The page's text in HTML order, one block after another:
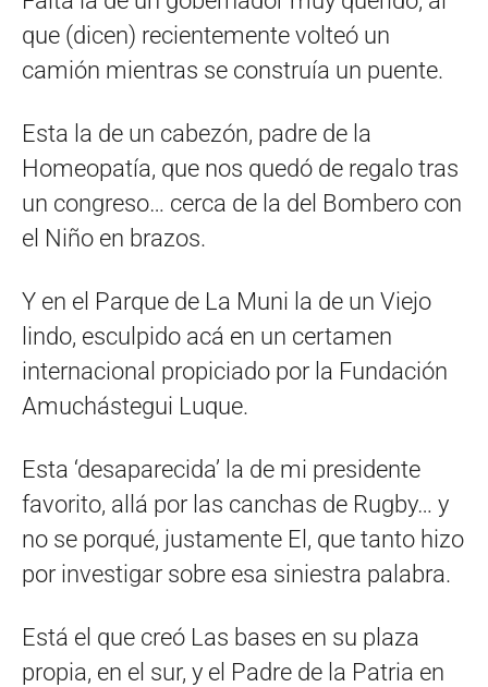
que (dicen) recientemente volteó un
camión mientras se construía un puente.
Esta la de un cabezón, padre de la
Homeopatía, que nos quedó de regalo tras
un congreso… cerca de la del Bombero con
el Niño en brazos.
Y en el Parque de La Muni la de un Viejo
lindo, esculpido acá en un certamen
internacional propiciado por la Fundación
Amuchástegui Luque.
Esta ‘desaparecida’ la de mi presidente
favorito, allá por las canchas de Rugby… y
no se porqué, justamente El, que tanto hizo
por investigar sobre esa siniestra palabra.
Está el que creó Las bases en su plaza
propia, en el sur, y el Padre de la Patria en